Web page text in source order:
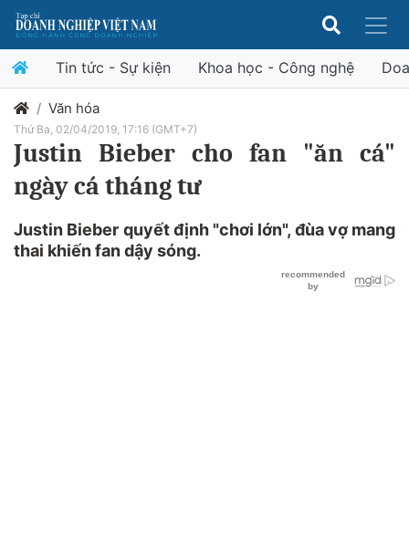
Tin tức - Sự kiện Khoa học - Công nghệ
Văn hóa
Thứ Ba, 02/04/2019, 17:16 (GMT+7)
Justin Bieber cho fan "ăn cá"
ngày cá tháng tư
Justin Bieber quyết định "chơi lớn", đùa vợ mang
thai khiến fan dậy sóng.